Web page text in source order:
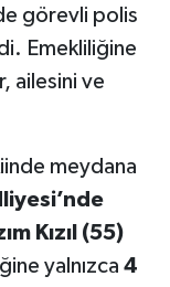
görevli polis
Emekliliğine
ailesini ve
meydana
Kızıl (55)
yalnızca 4